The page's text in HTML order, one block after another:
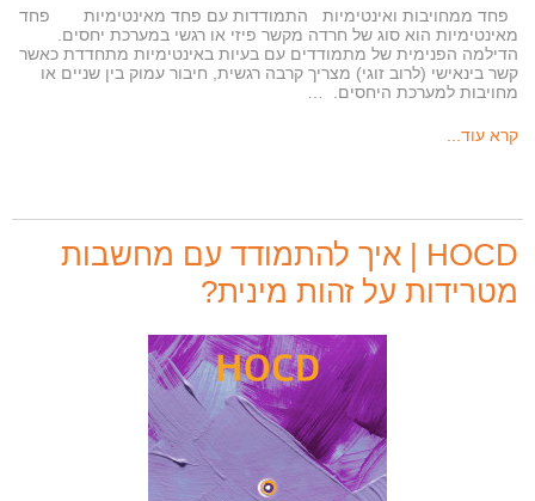
פחד ממחויבות ואינטימיות התמודדות עם פחד מאינטימיות פחד
מאינטימיות הוא סוג של חרדה מקשר פיזי או רגשי במערכת יחסים.
הדילמה הפנימית של מתמודדים עם בעיות באינטימיות מתחדדת כאשר
קשר בינאישי (לרוב זוגי) מצריך קרבה רגשית, חיבור עמוק בין שניים או
מחויבות למערכת היחסים. …
קרא עוד...
HOCD | איך להתמודד עם מחשבות
מטרידות על זהות מינית?